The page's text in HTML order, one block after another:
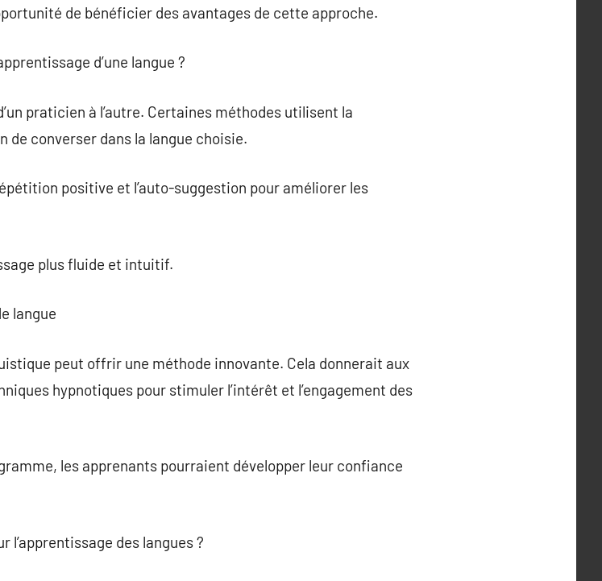
de bénéficier des avantages de cette approche.
d’une langue ?
praticien à l’autre. Certaines méthodes utilisent la
de converser dans la langue choisie.
positive et l’auto-suggestion pour améliorer les
plus fluide et intuitif.
langue
peut offrir une méthode innovante. Cela donnerait aux
hypnotiques pour stimuler l’intérêt et l’engagement des
les apprenants pourraient développer leur confiance
l’apprentissage des langues ?